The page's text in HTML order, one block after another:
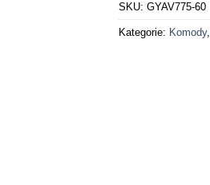
SKU: GYAV775-60
Kategorie: Komody,